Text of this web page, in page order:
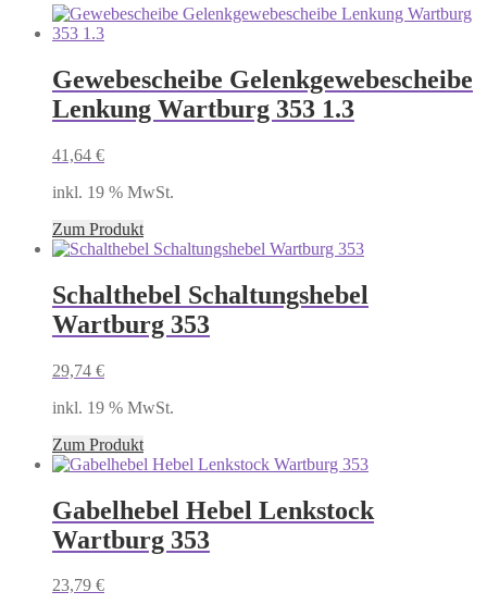
Gewebescheibe Gelenkgewebescheibe
Lenkung Wartburg 353 1.3
41,64 €
inkl. 19 % MwSt.
Zum Produkt
Schalthebel Schaltungshebel
Wartburg 353
29,74 €
inkl. 19 % MwSt.
Zum Produkt
Gabelhebel Hebel Lenkstock
Wartburg 353
23,79 €